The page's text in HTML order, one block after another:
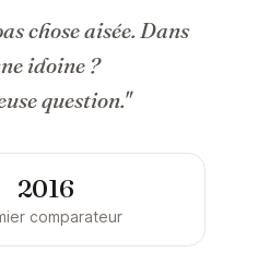
chose aisée. Dans
idoine ?
question."
2016
comparateur